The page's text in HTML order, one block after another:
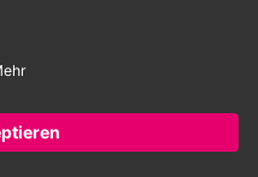
Vorkasse